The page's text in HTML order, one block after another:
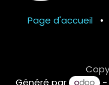
Page d'accueil •
Généré par
-